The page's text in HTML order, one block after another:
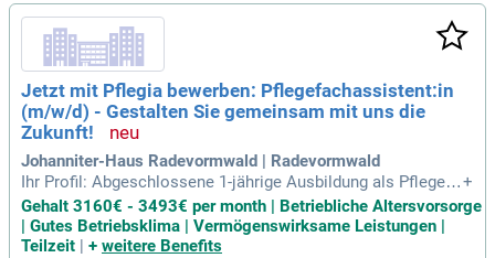
Jetzt mit Pflegia bewerben: Pflegefachassistent:in
(m/w/d) - Gestalten Sie gemeinsam mit uns die
Zukunft!
Johanniter-Haus Radevormwald | Radevormwald
Ihr Profil: Abgeschlossene 1-jährige Ausbildung als Pflegefa
chassistent:in; Empathie, Teamfähigkeit und Leidenschaft f
ür den Arbeitsbereich der stationären Altenpflege. Das biete
n wir: 13.
+
Gehalt 3160€ - 3493€ per month | Betriebliche Altersvorsorge
| Gutes Betriebsklima | Vermögenswirksame Leistungen |
Teilzeit | + weitere Benefits